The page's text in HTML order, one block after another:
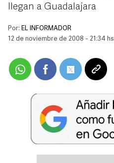
llegan a Guadalajara
Por: EL INFORMADOR
12 de noviembre de 2008 - 21:34 hs